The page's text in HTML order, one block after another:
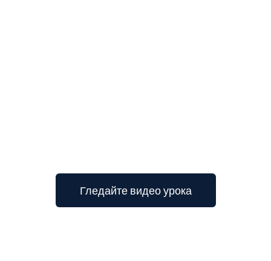
Гледайте видео урока